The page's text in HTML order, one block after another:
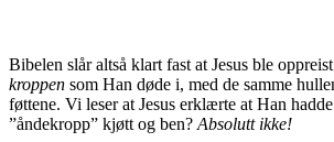
Bibelen slår altså klart fast at Jesus ble
kroppen som Han døde i, med de samme
føttene. Vi leser at Jesus erklærte at Han
”åndekropp” kjøtt og ben? Absolutt ikke!